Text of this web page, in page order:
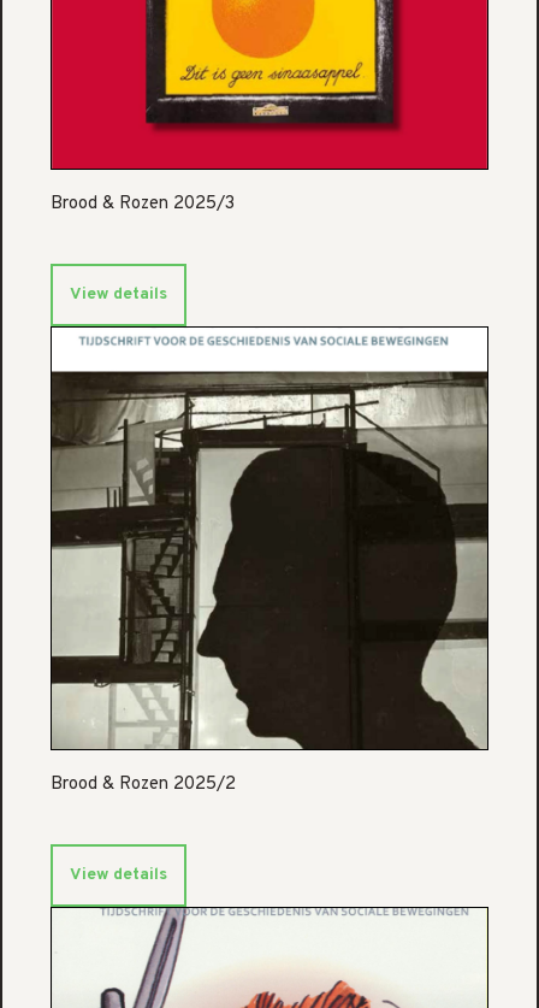
Brood & Rozen 2025/3
View details
Brood & Rozen 2025/2
View details